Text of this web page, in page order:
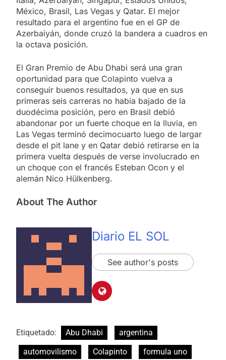
México, Brasil, Las Vegas y Qatar. El mejor
resultado para el argentino fue en el GP de
Azerbaiyán, donde cruzó la bandera a cuadros en
la octava posición.
El Gran Premio de Abu Dhabi será una gran
oportunidad para que Colapinto vuelva a
conseguir buenos resultados, ya que en sus
primeras seis carreras no había bajado de la
duodécima posición, pero en Brasil debió
abandonar por un fuerte choque en la lluvia, en
Las Vegas terminó decimocuarto luego de largar
desde el pit lane y en Qatar debió retirarse en la
primera vuelta después de verse involucrado en
un choque con el francés Esteban Ocon y el
alemán Nico Hülkenberg.
About The Author
Diario EL SOL
See author's posts
Etiquetado: Abu Dhabi
argentina
automovilismo
Colapinto formula uno